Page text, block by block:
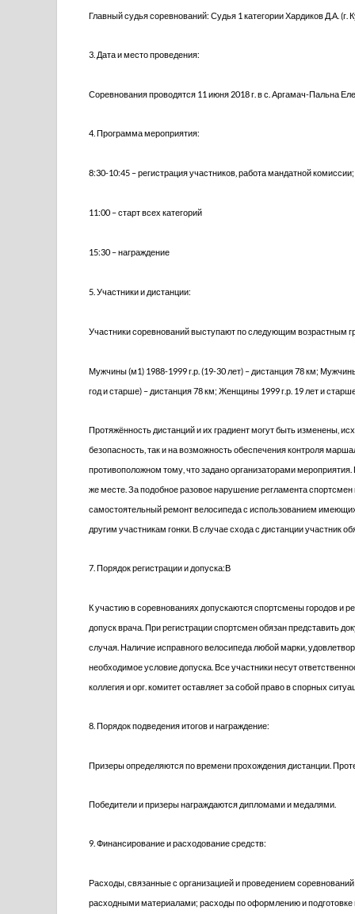
Главный судья соревнований: Судья 1 категории Хардиков Д.А. (г.
3. Дата и место проведения:
Соревнования проводятся 11 июня 2018 г. в с. Аргамач-Пальна
4. Программа мероприятия:
8:30-10:45 – регистрация участников, работа мандатной комиссии;
11:00 – старт всех категорий
15:30 – награждение
5. Участники и дистанции:
Участники соревнований выступают по следующим возрастным
Мужчины (м1) 1988-1999 г.р. (19-30 лет) – дистанция 78 км;
год и старше) – дистанция 78 км; Женщины 1999 г.р. 19 лет и
Протяжённость дистанций и их градиент могут быть изменены,
безопасность, так и на возможность обеспечения контроля
противоположном тому, что задано организаторами
же месте. За подобное разовое нарушение регламента
самостоятельный ремонт велосипеда с использованием
другим участникам гонки. В случае схода с дистанции участник
7. Порядок регистрации и допуска:В
К участию в соревнованиях допускаются спортсмены городов и
допуск врача. При регистрации спортсмен обязан представить
случая. Наличие исправного велосипеда любой марки,
необходимое условие допуска. Все участники несут
коллегия и орг. комитет оставляет за собой право в спорных
8. Порядок подведения итогов и награждение:
Призеры определяются по времени прохождения дистанции.
Победители и призеры награждаются дипломами и медалями.
9. Финансирование и расходование средств:
Расходы, связанные с организацией и проведением
расходными материалами; расходы по оформлению и